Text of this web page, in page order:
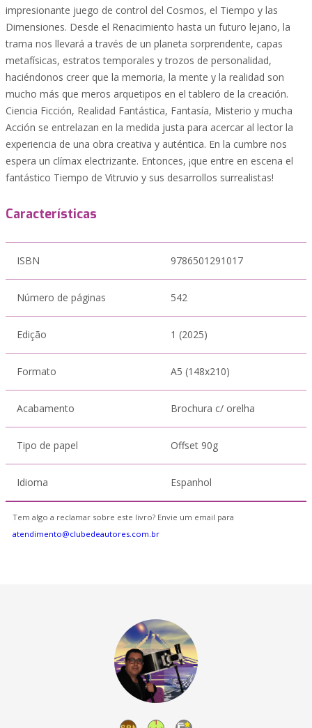
impresionante juego de control del Cosmos, el Tiempo y las
Dimensiones. Desde el Renacimiento hasta un futuro lejano, la
trama nos llevará a través de un planeta sorprendente, capas
metafísicas, estratos temporales y trozos de personalidad,
haciéndonos creer que la memoria, la mente y la realidad son
mucho más que meros arquetipos en el tablero de la creación.
Ciencia Ficción, Realidad Fantástica, Fantasía, Misterio y mucha
Acción se entrelazan en la medida justa para acercar al lector la
experiencia de una obra creativa y auténtica. En la cumbre nos
espera un clímax electrizante. Entonces, ¡que entre en escena el
fantástico Tiempo de Vitruvio y sus desarrollos surrealistas!
Características
ISBN 9786501291017
Número de páginas 542
Edição 1 (2025)
Formato A5 (148x210)
Acabamento Brochura c/ orelha
Tipo de papel Offset 90g
Idioma Espanhol
Tem algo a reclamar sobre este livro? Envie um email para
atendimento@clubedeautores.com.br